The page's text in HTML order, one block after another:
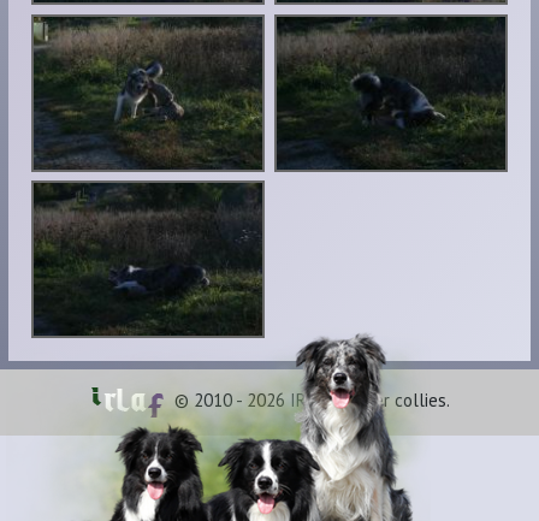
© 2010 - 2026 IRLAF border collies.